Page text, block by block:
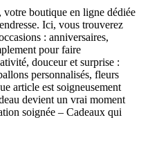
boutique en ligne dédiée
Ici, vous trouverez
: anniversaires,
pour faire
douceur et surprise :
personnalisés, fleurs
article est soigneusement
devient un vrai moment
soignée – Cadeaux qui